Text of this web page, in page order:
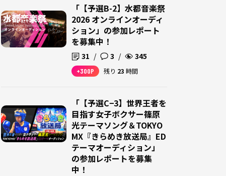
「【予選B-2】水都音楽祭
2026 オンラインオーディ
ション」の参加レポート
を募集中！
31 / 3 / 345
+300P 残り 23 時間
「【予選C−3】世界王者を
目指す女子ボクサー篠原
光テーマソング＆TOKYO
MX『きらめき放送局』ED
テーマオーディション」
の参加レポートを募集
中！